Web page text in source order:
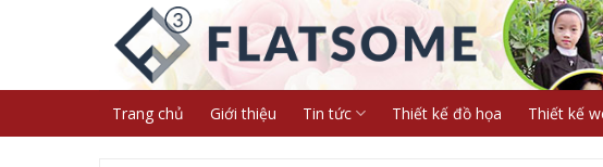
Trang chủ Giới thiệu Tin tức Thiết kế đồ họa Thiết kế